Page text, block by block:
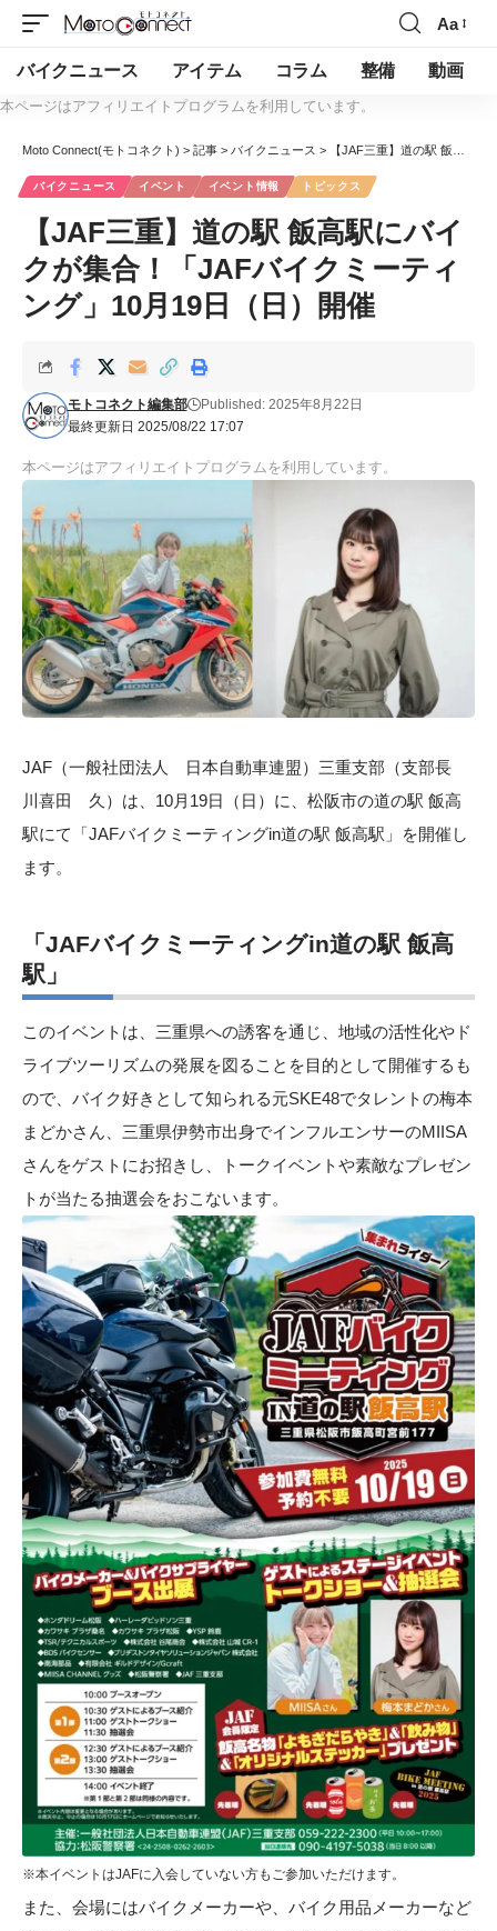
Aa
バイクニュース アイテム コラム 整備 動画
本ページはアフィリエイトプログラムを利用しています。
Moto Connect(モトコネクト) > 記事 > バイクニュース > 【JAF三重】道の駅 飯高駅にバイクが集合！「JAFバイクミーティング」10月19日（日）開催
バイクニュース イベント イベント情報 トピックス
【JAF三重】道の駅 飯高駅にバイ
クが集合！「JAFバイクミーティ
ング」10月19日（日）開催
最終更新日 2025/08/22 17:07
モトコネクト編集部 Published: 2025年8月22日
本ページはアフィリエイトプログラムを利用しています。
JAF（一般社団法人 日本自動車連盟）三重支部（支部長
川喜田 久）は、10月19日（日）に、松阪市の道の駅 飯高
駅にて「JAFバイクミーティングin道の駅 飯高駅」を開催し
ます。
「JAFバイクミーティングin道の駅 飯高
駅」
このイベントは、三重県への誘客を通じ、地域の活性化やド
ライブツーリズムの発展を図ることを目的として開催するも
ので、バイク好きとして知られる元SKE48でタレントの梅本
まどかさん、三重県伊勢市出身でインフルエンサーのMIISA
さんをゲストにお招きし、トークイベントや素敵なプレゼン
トが当たる抽選会をおこないます。
※本イベントはJAFに入会していない方もご参加いただけます。
また、会場にはバイクメーカーや、バイク用品メーカーなど